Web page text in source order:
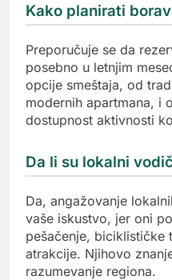
Kako planirati
Preporučuje se da
posebno u letnjim
opcije smeštaja, od
modernih apartmana, i
dostupnost aktivnosti
Da li su lokalni
Da, angažovanje
vaše iskustvo, jer oni
pešačenje, biciklističke
atrakcije. Njihovo
razumevanje regiona.